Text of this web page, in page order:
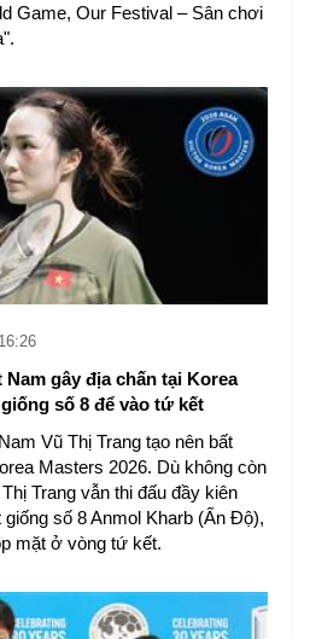
Game, Our Festival – Sân chơi
gây địa chấn tại Korea
số 8 để vào tứ kết
Vũ Thị Trang tạo nên bất
Masters 2026. Dù không còn
Trang vẫn thi đấu đầy kiên
số 8 Anmol Kharb (Ấn Độ),
mặt ở vòng tứ kết.